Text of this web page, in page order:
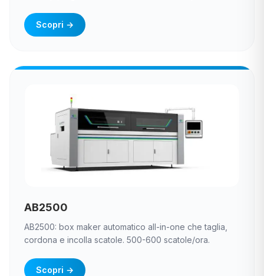
Scopri →
AB2500
AB2500: box maker automatico all-in-one che taglia,
cordona e incolla scatole. 500-600 scatole/ora.
Scopri →